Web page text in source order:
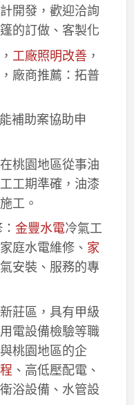
開發，歡迎洽詢
的訂做、客製化
工廠照明改善，
廠商推薦：拓普
補助案協助申
桃園地區從事油
工期準確，油漆
工。
金豐水電冷氣工
庭水電維修、 家
安裝、服務的專
莊區，具有甲級
電設備檢驗等職
桃園地區的企
、高低壓配電、
浴設備、水管設